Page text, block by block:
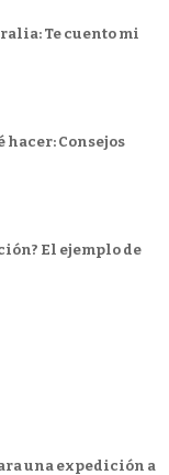
Te cuento mi
hacer: Consejos
El ejemplo de
una expedición a